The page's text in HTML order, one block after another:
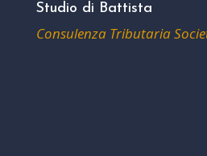
Studio di Battista
Consulenza Tributaria